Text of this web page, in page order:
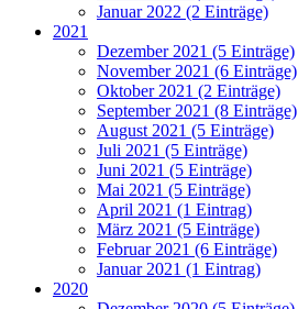
Januar 2022 (2 Einträge)
2021
Dezember 2021 (5 Einträge)
November 2021 (6 Einträge)
Oktober 2021 (2 Einträge)
September 2021 (8 Einträge)
August 2021 (5 Einträge)
Juli 2021 (5 Einträge)
Juni 2021 (5 Einträge)
Mai 2021 (5 Einträge)
April 2021 (1 Eintrag)
März 2021 (5 Einträge)
Februar 2021 (6 Einträge)
Januar 2021 (1 Eintrag)
2020